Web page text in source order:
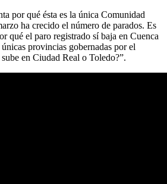
por qué ésta es la única Comunidad
ha crecido el número de parados. Es
qué el paro registrado sí baja en Cuenca
provincias gobernadas por el
en Ciudad Real o Toledo?”.